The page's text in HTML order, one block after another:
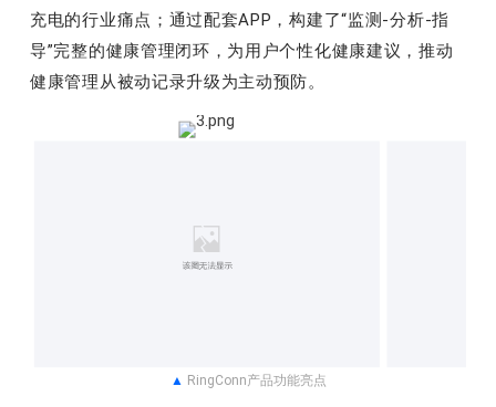
充电的行业痛点；通过配套APP，构建了“监测-分析-指
导”完整的健康管理闭环，为用户个性化健康建议，推动
健康管理从被动记录升级为主动预防。
▲ RingConn产品功能亮点